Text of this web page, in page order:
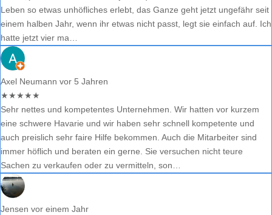
Leben so etwas unhöfliches erlebt, das Ganze geht jetzt ungefähr seit
einem halben Jahr, wenn ihr etwas nicht passt, legt sie einfach auf. Ich
hatte jetzt vier ma…
Axel Neumann vor 5 Jahren
★★★★★
Sehr nettes und kompetentes Unternehmen. Wir hatten vor kurzem
eine schwere Havarie und wir haben sehr schnell kompetente und
auch preislich sehr faire Hilfe bekommen. Auch die Mitarbeiter sind
immer höflich und beraten ein gerne. Sie versuchen nicht teure
Sachen zu verkaufen oder zu vermitteln, son…
Jensen vor einem Jahr